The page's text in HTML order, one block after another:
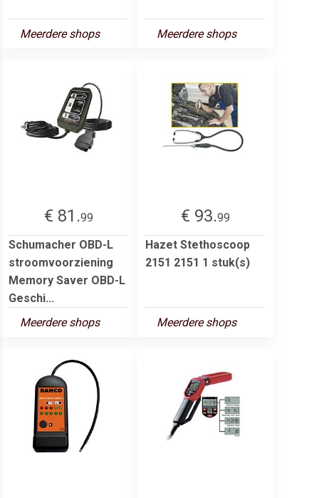
Meerdere shops Meerdere shops
€ 81.99
Schumacher OBD-L
stroomvoorziening
Memory Saver OBD-L
Geschi...
Meerdere shops
€ 93.99
Hazet Stethoscoop
2151 2151 1 stuk(s)
Meerdere shops